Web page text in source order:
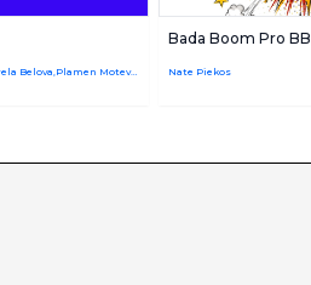
Ventsislav Dzhokov,Mirela Belova,Plamen Motev,Svetoslav Simov,Nikolay Petroussenko,Stan Partalev
Bada Boom Pro BB
Nate Piekos